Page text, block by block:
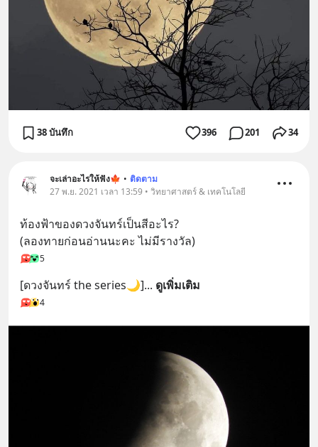
38 บันทึก 396 201 34
จะเล่าอะไรให้ฟัง🍁 • ติดตาม
27 พ.ย. 2021 เวลา 13:59 • วิทยาศาสตร์ & เทคโนโลยี
ท้องฟ้าของดวงจันทร์เป็นสีอะไร?
(ลองทายก่อนอ่านนะคะ ไม่มีรางวัล)
5
[ดวงจันทร์ the series🌙]... ดูเพิ่มเติม
4